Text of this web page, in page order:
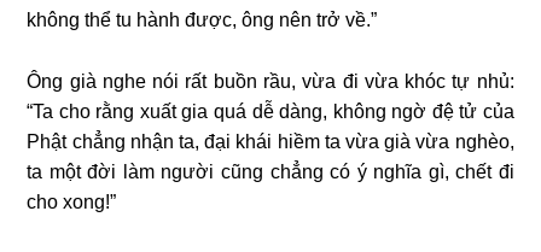
không thể tu hành được, ông nên trở về.”
Ông già nghe nói rất buồn rầu, vừa đi vừa khóc tự nhủ:
“Ta cho rằng xuất gia quá dễ dàng, không ngờ đệ tử của
Phật chẳng nhận ta, đại khái hiềm ta vừa già vừa nghèo,
ta một đời làm người cũng chẳng có ý nghĩa gì, chết đi
cho xong!”